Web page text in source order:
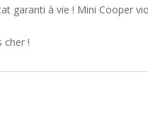
garanti à vie ! Mini Cooper
cher !